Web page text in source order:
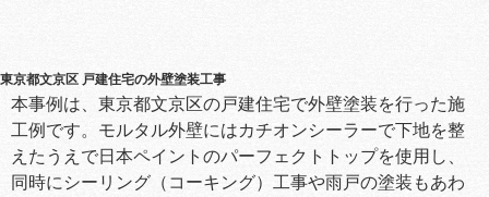
東京都文京区 戸建住宅の外壁塗装工事
本事例は、東京都文京区の戸建住宅で外壁塗装を行った施
工例です。モルタル外壁にはカチオンシーラーで下地を整
えたうえで日本ペイントのパーフェクトトップを使用し、
同時にシーリング（コーキング）工事や雨戸の塗装もあわ